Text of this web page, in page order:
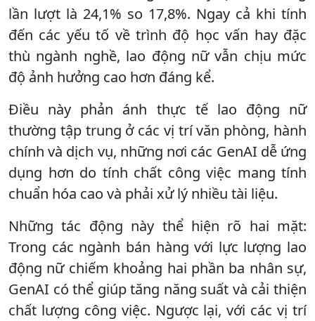
lần lượt là 24,1% so 17,8%. Ngay cả khi tính
đến các yếu tố về trình độ học vấn hay đặc
thù ngành nghề, lao động nữ vẫn chịu mức
độ ảnh hưởng cao hơn đáng kể.
Điều này phản ánh thực tế lao động nữ
thường tập trung ở các vị trí văn phòng, hành
chính và dịch vụ, những nơi các GenAI dễ ứng
dụng hơn do tính chất công việc mang tính
chuẩn hóa cao và phải xử lý nhiều tài liệu.
Những tác động này thể hiện rõ hai mặt:
Trong các ngành bán hàng với lực lượng lao
động nữ chiếm khoảng hai phần ba nhân sự,
GenAI có thể giúp tăng năng suất và cải thiện
chất lượng công việc. Ngược lại, với các vị trí